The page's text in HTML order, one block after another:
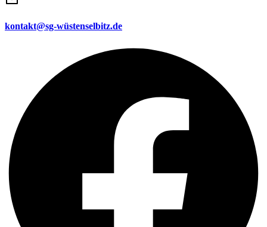
kontakt@sg-wüstenselbitz.de